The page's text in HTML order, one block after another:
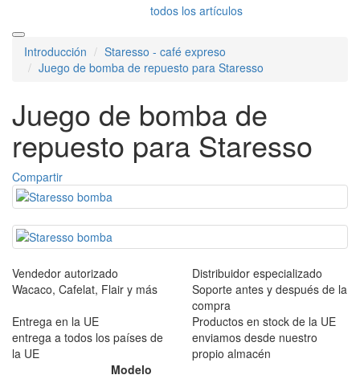
todos los artículos
Introducción
Staresso - café expreso
Juego de bomba de repuesto para Staresso
Juego de bomba de
repuesto para Staresso
Compartir
Vendedor autorizado
Wacaco, Cafelat, Flair y más
Distribuidor especializado
Soporte antes y después de la
compra
Entrega en la UE
entrega a todos los países de
la UE
Productos en stock de la UE
enviamos desde nuestro
propio almacén
Modelo